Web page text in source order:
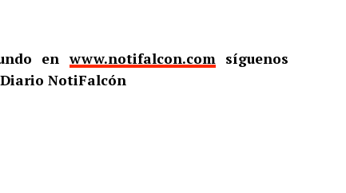
enwww.notifalcon.comsíguenos
NotiFalcón